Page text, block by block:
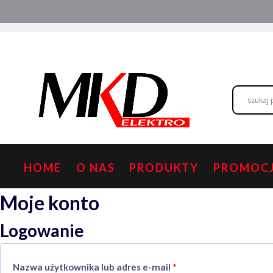
do
HOME O NAS PRODUKTY
Moje konto
Logowanie
Nazwa użytkownika lub adres e-mail *